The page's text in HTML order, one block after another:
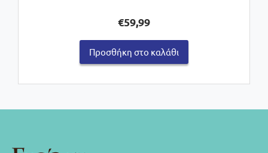
€59,99
Προσθήκη στο καλάθι